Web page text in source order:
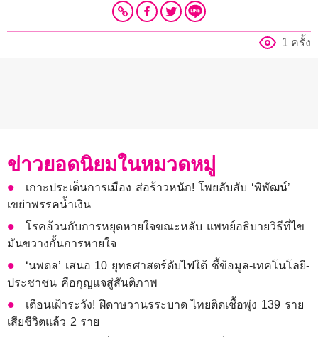
1 ครั้ง
ข่าวยอดนิยมในหมวดหมู่
เกาะประเด็นการเมือง ส่อร้าวหนัก! โพยลับสับ ‘พิพัฒน์’
เขย่าพรรคน้ำเงิน
โรคอ้วนกับการหยุดหายใจขณะหลับ แพทย์อธิบายวิธีที่ไข
มันขวางกั้นการหายใจ
‘นพดล’ เสนอ 10 ยุทธศาสตร์ดับไฟใต้ ชี้ข้อมูล-เทคโนโลยี-
ประชาชน คือกุญแจสู่สันติภาพ
เตือนเฝ้าระวัง! ฝีดาษวานรระบาด ไทยติดเชื้อพุ่ง 139 ราย
เสียชีวิตแล้ว 2 ราย